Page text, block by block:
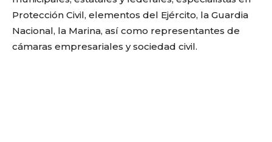
Protección Civil, elementos del Ejército, la Guardia
Nacional, la Marina, así como representantes de
cámaras empresariales y sociedad civil.